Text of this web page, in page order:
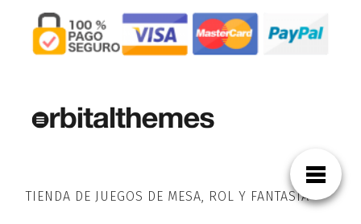
TIENDA DE JUEGOS DE MESA, ROL Y FANTASÍA